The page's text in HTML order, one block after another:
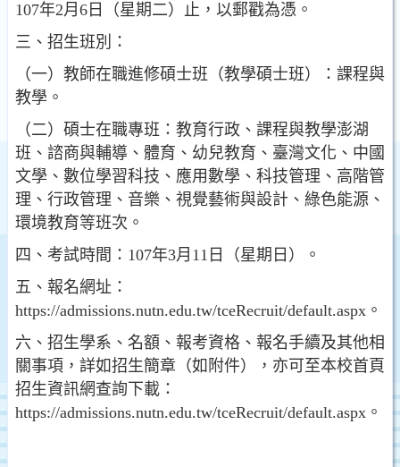
107年2月6日（星期二）止，以郵戳為憑。
三、招生班別：
（一）教師在職進修碩士班（教學碩士班）：課程與
教學。
（二）碩士在職專班：教育行政、課程與教學澎湖
班、諮商與輔導、體育、幼兒教育、臺灣文化、中國
文學、數位學習科技、應用數學、科技管理、高階管
理、行政管理、音樂、視覺藝術與設計、綠色能源、
環境教育等班次。
四、考試時間：107年3月11日（星期日）。
五、報名網址：
https://admissions.nutn.edu.tw/tceRecruit/default.aspx。
六、招生學系、名額、報考資格、報名手續及其他相
關事項，詳如招生簡章（如附件），亦可至本校首頁
招生資訊網查詢下載：
https://admissions.nutn.edu.tw/tceRecruit/default.aspx。